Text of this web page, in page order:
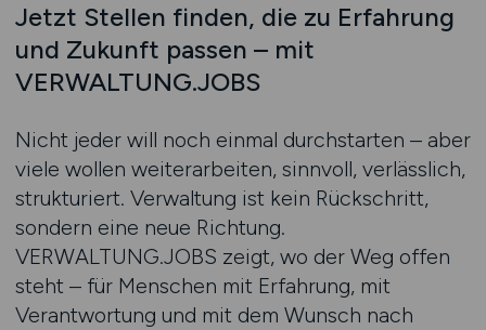
Jetzt Stellen finden, die zu Erfahrung
und Zukunft passen – mit
VERWALTUNG.JOBS
Nicht jeder will noch einmal durchstarten – aber
viele wollen weiterarbeiten, sinnvoll, verlässlich,
strukturiert. Verwaltung ist kein Rückschritt,
sondern eine neue Richtung.
VERWALTUNG.JOBS zeigt, wo der Weg offen
steht – für Menschen mit Erfahrung, mit
Verantwortung und mit dem Wunsch nach